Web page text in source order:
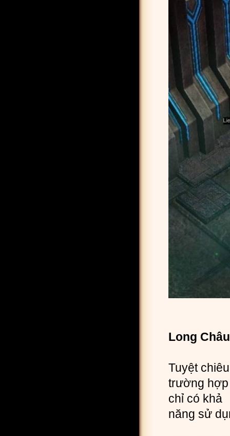
Long
Tuyệt
trường hợp
chỉ có khả
năng sử